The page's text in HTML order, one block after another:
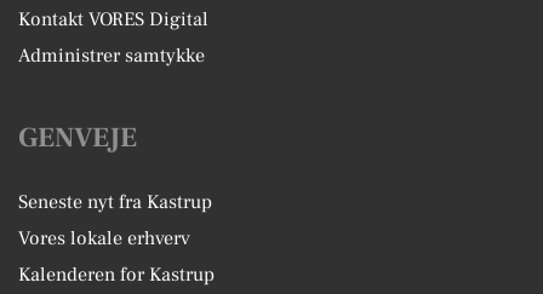
Kontakt VORES Digital
Administrer samtykke
GENVEJE
Seneste nyt fra Kastrup
Vores lokale erhverv
Kalenderen for Kastrup